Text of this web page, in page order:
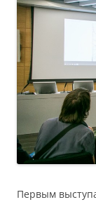
Первым